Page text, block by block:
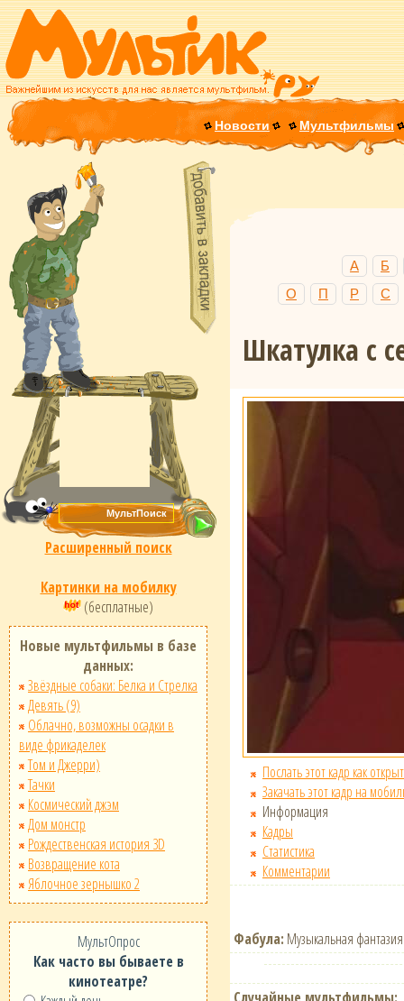
Новости Мультфильмы
Расширенный поиск
Картинки на мобилку
(бесплатные)
Новые мультфильмы в базе
данных:
Звёздные собаки: Белка и Стрелка
Девять (9)
Облачно, возможны осадки в
виде фрикаделек
Том и Джерри)
Тачки
Космический джэм
Дом монстр
Рождественская история 3D
Возвращение кота
Яблочное зернышко 2
МультОпрос
Как часто вы бываете в
кинотеатре?
А
Б
О
П Р С
Шкатулка с
Послать этот кадр как
Закачать этот кадр на
Информация
Кадры
Статистика
Комментарии
Фабула: Музыкальная